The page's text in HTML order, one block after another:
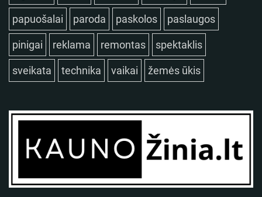
papuošalai paroda paskolos paslaugos
pinigai reklama remontas spektaklis
sveikata technika vaikai žemės ūkis